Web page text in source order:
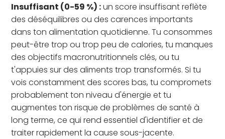
Insuffisant (0-59 %) :un score insuffisant reflète
des déséquilibres ou des carences importants
dans ton alimentation quotidienne. Tu consommes
peut-être trop ou trop peu de calories, tu manques
des objectifs macronutritionnels clés, ou tu
t'appuies sur des aliments trop transformés. Si tu
vois constamment des scores bas, tu compromets
probablement ton niveau d'énergie et tu
augmentes ton risque de problèmes de santé à
long terme, ce qui rend essentiel d'identifier et de
traiter rapidement la cause sous-jacente.